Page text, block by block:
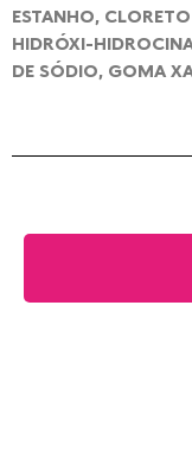
ESTANHO,
HIDRÓXI-
DE SÓDIO, GOMA